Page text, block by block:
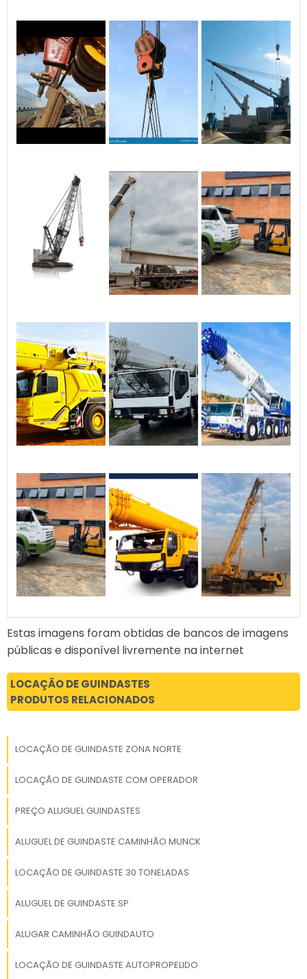
atuando em um braço de
acionamento articulado,
elevando a caixa por meio
de duas hastes. O conjunto
também funciona como
estabilizador e diminui o
esforço dos cilindros em
torno de 30%.Modelo de
acionamento frontal: com
estágios localizado no
painel frontal da caçamba,
com estabilizador na parte
central do chassis e válvula
de fim de
curso.ACESSÓRIOSPara-
choque traseiro móvel ou
fixo, conforme a resolução
do CONTRAN 152/03;Para-
como “salva ciclista”,
conforme a Resolução do
CONTRAN 377/11;Dispositivo
de Segurança conforme a
Resolução do CONTRAN
859/2021;Para-lama de
chapa com lameiro de
borracha;Suporte de estepe
no painel frontal;Ganchos
corda;Escada lateral;Caixa
de ferramentas.
Estas imagens foram obtidas de bancos de imagens
públicas e disponível livremente na internet
LOCAÇÃO DE GUINDASTES
PRODUTOS RELACIONADOS
LOCAÇÃO DE GUINDASTE ZONA NORTE
LOCAÇÃO DE GUINDASTE COM OPERADOR
PREÇO ALUGUEL GUINDASTES
ALUGUEL DE GUINDASTE CAMINHÃO MUNCK
LOCAÇÃO DE GUINDASTE 30 TONELADAS
ALUGUEL DE GUINDASTE SP
ALUGAR CAMINHÃO GUINDAUTO
LOCAÇÃO DE GUINDASTE AUTOPROPELIDO